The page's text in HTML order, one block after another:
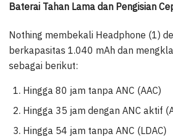
Baterai Tahan Lama dan Pengisian
Nothing membekali Headphone (1)
berkapasitas 1.040 mAh dan
sebagai berikut:
Hingga 80 jam tanpa ANC (AAC)
Hingga 35 jam dengan ANC aktif
Hingga 54 jam tanpa ANC (LDAC)